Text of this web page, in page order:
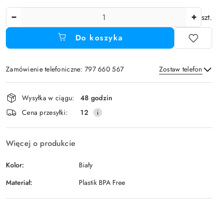
szt.
Do koszyka
Zamówienie telefoniczne: 797 660 567 Zostaw telefon
Wyślij
Dostępność
i
dostawa
Wysyłka w ciągu:
48 godzin
Cena przesyłki:
12
Więcej o produkcie
Kolor:
Biały
Materiał:
Plastik BPA Free